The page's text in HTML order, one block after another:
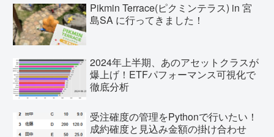
Pikmin Terrace(ピクミンテラス) in 宮
島SA に行ってきました！
2024年上半期、あのアセットクラスが
爆上げ！ETFパフォーマンス可視化で
徹底分析
受注確度の管理をPythonで行いたい！
成約確度と見込み金額の掛け合わせ